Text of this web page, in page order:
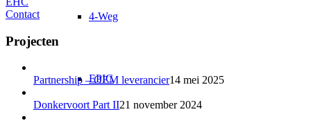
4-Weg
EPIC
Contact
Projecten
Partnership – OEM leverancier14 mei 2025
Donkervoort Part II21 november 2024